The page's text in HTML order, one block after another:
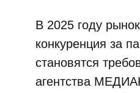
В 2025 году
конкуренция за
становятся
агентства